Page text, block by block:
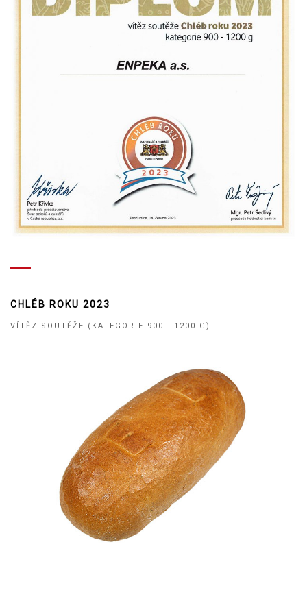
CHLÉB ROKU 2023
VÍTĚZ SOUTĚŽE (KATEGORIE 900 - 1200 G)